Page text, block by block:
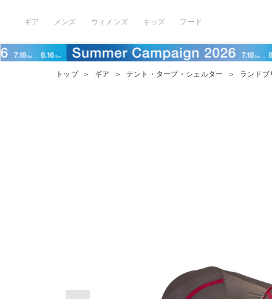
ギア メンズ ウィメンズ キッズ フード
トップ ＞ ギア ＞ テント・タープ・シェルター ＞ ランド